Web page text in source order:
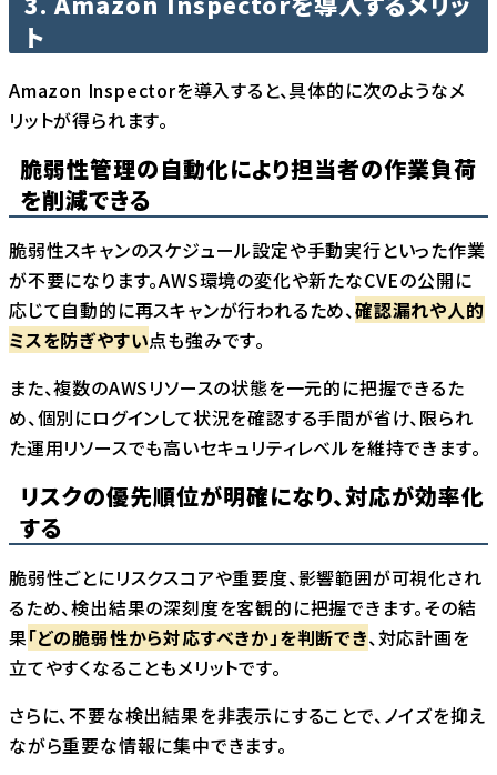
ト
Amazon Inspectorを導入すると、具体的に次のようなメ
リットが得られます。
脆弱性管理の自動化により担当者の作業負荷
を削減できる
脆弱性スキャンのスケジュール設定や手動実行といった作業
が不要になります。AWS環境の変化や新たなCVEの公開に
応じて自動的に再スキャンが行われるため、確認漏れや人的
ミスを防ぎやすい点も強みです。
また、複数のAWSリソースの状態を一元的に把握できるた
め、個別にログインして状況を確認する手間が省け、限られ
た運用リソースでも高いセキュリティレベルを維持できます。
リスクの優先順位が明確になり、対応が効率化
する
脆弱性ごとにリスクスコアや重要度、影響範囲が可視化され
るため、検出結果の深刻度を客観的に把握できます。その結
果「どの脆弱性から対応すべきか」を判断でき、対応計画を
立てやすくなることもメリットです。
さらに、不要な検出結果を非表示にすることで、ノイズを抑え
ながら重要な情報に集中できます。